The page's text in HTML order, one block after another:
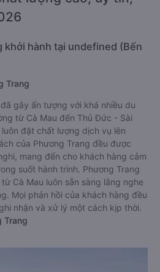
khởi hành tại undefined (Bến
Trang
gây ấn tượng với khá nhiều du
từ Cà Mau đến Thủ Đức - Sài
đặt chất lượng dịch vụ lên
của Phương Trang đều được
mang đến cho khách hàng cảm
suốt hành trình. Phương Trang
Cà Mau luôn sẵn sàng lắng nghe
Mọi phản hồi của khách hàng đều
nhận và xử lý một cách kịp thời.
Trang